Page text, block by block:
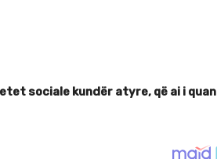
sociale kundër atyre, që ai i quan